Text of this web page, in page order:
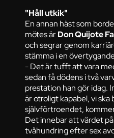
"Håll utkik"
En annan häst som
mötes ärDon Quijote
och segrar genom
stämma i en
- Det är tufft att vara
sedan få dödens i två
prestation han gör idag.
är otroligt kapabel, vi ska
självförtroendet,
Det innebar att värdet
tvåhundring efter sex